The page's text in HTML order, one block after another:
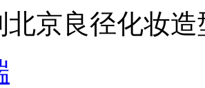
北京良径化妆